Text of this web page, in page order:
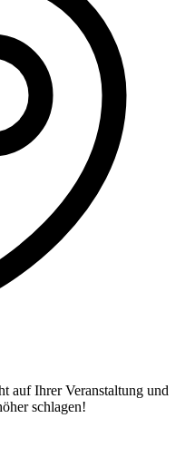
auf Ihrer Veranstaltung und
schlagen!